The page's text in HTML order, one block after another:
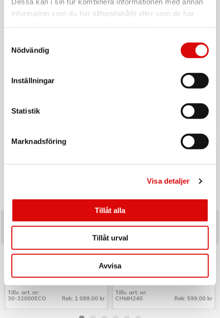
information som du har tillhandahållit eller som de har
Nödvändig
Inställningar
Statistik
Marknadsföring
Visa detaljer
Tillåt alla
Tillåt urval
Avvisa
Ladda upp inför hösten med ett handplockat sortiment av
produkter utvalda för säsongens efterfrågan och
C3
Perkolator Design Borstat
Art nr:
30-32000ECO
Tillv. art. nr:
30-32000ECO
Rek: 1 099,00 kr
CHAMPION
Mobilhållare Bil QI
Art nr:
CHMH240
Tillv. art. nr:
CHMH240
Rek: 599,00 kr